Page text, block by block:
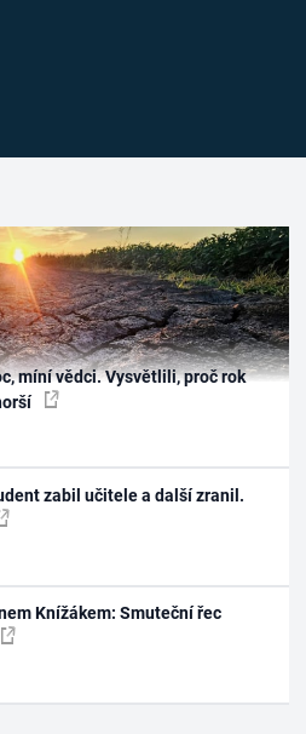
míní vědci. Vysvětlili, proč rok
zabil učitele a další zranil.
Knížákem: Smuteční řec